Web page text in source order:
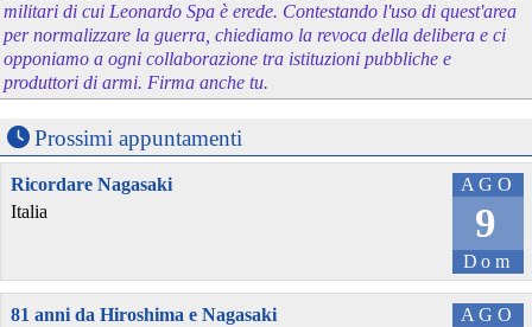
militari di cui Leonardo Spa è erede. Contestando l'uso di quest'area
per normalizzare la guerra, chiediamo la revoca della delibera e ci
opponiamo a ogni collaborazione tra istituzioni pubbliche e
produttori di armi. Firma anche tu.
Prossimi appuntamenti
AGO
9
Dom
Ricordare Nagasaki
Italia
AGO
81 anni da Hiroshima e Nagasaki